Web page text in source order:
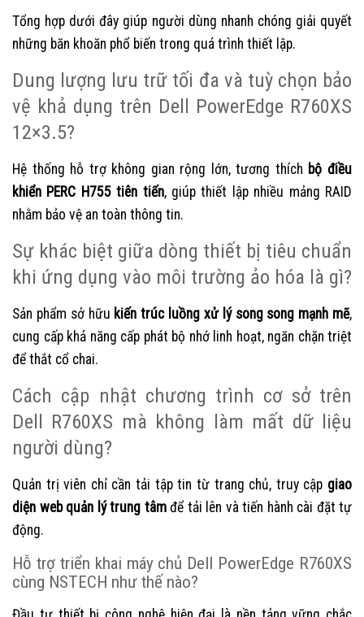
Tổng hợp dưới đây giúp người dùng nhanh chóng giải quyết
những băn khoăn phổ biến trong quá trình thiết lập.
Dung lượng lưu trữ tối đa và tuỳ chọn bảo
vệ khả dụng trên Dell PowerEdge R760XS
12×3.5?
Hệ thống hỗ trợ không gian rộng lớn, tương thích bộ điều
khiển PERC H755 tiên tiến, giúp thiết lập nhiều mảng RAID
nhằm bảo vệ an toàn thông tin.
Sự khác biệt giữa dòng thiết bị tiêu chuẩn
khi ứng dụng vào môi trường ảo hóa là gì?
Sản phẩm sở hữu kiến trúc luồng xử lý song song mạnh mẽ,
cung cấp khả năng cấp phát bộ nhớ linh hoạt, ngăn chặn triệt
để thắt cổ chai.
Cách cập nhật chương trình cơ sở trên
Dell R760XS mà không làm mất dữ liệu
người dùng?
Quản trị viên chỉ cần tải tập tin từ trang chủ, truy cập giao
diện web quản lý trung tâmđể tải lên và tiến hành cài đặt tự
động.
Hỗ trợ triển khai máy chủ Dell PowerEdge R760XS
cùng NSTECH như thế nào?